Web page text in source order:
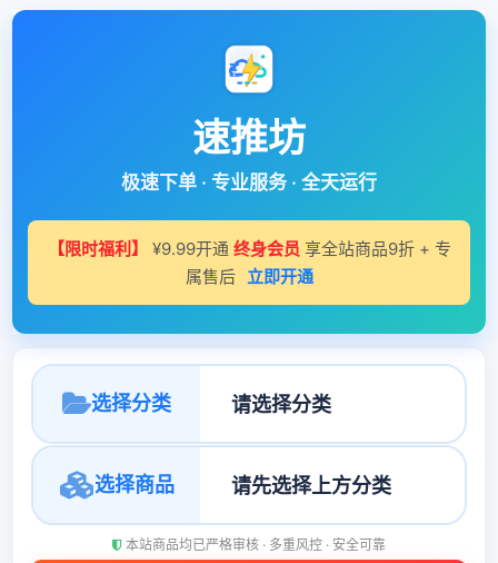
速推坊
极速下单 · 专业服务 · 全天运行
【限时福利】 ¥9.99开通 终身会员 享全站商品9折 + 专
属售后 立即开通
选择分类
选择商品
本站商品均已严格审核 · 多重风控 · 安全可靠